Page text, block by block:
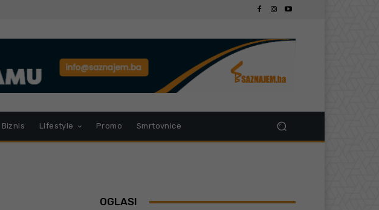
Biznis Lifestyle Promo Smrtovnice
OGLASI